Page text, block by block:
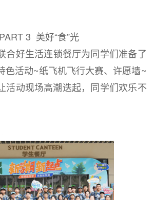
PART 3 美好“食”光
好生活连锁餐厅为同学们准备了
色活动~纸飞机飞行大赛、许愿墙~
活动现场高潮迭起，同学们欢乐不